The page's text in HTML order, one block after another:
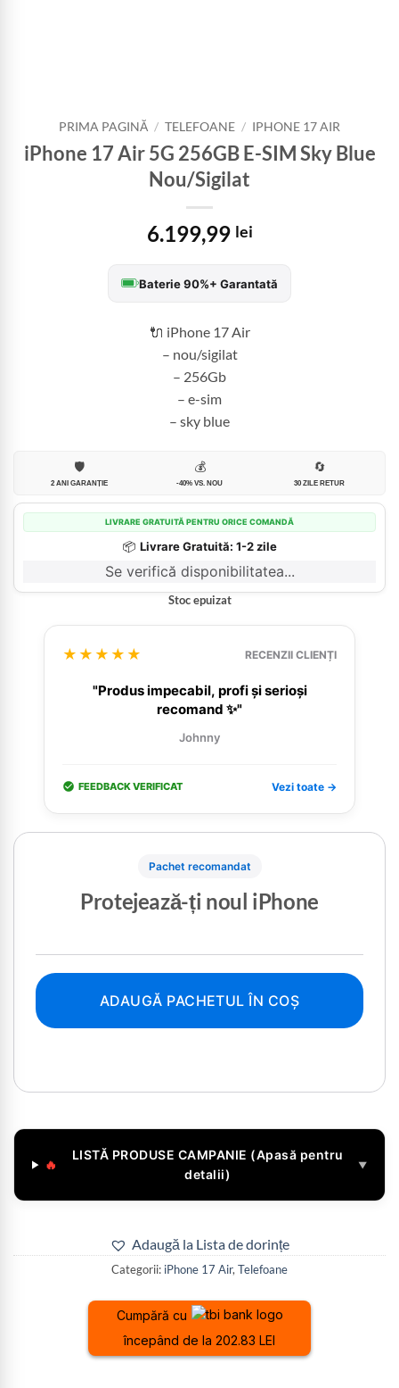
PRIMA PAGINĂ / TELEFOANE / IPHONE 17 AIR
iPhone 17 Air 5G 256GB E-SIM Sky Blue
Nou/Sigilat
6.199,99 lei
Baterie 90%+ Garantată
🔌 iPhone 17 Air
– nou/sigilat
– 256Gb
– e-sim
– sky blue
🛡️
2 ANI GARANȚIE
💰
-40% VS. NOU
🔄
30 ZILE RETUR
LIVRARE GRATUITĂ PENTRU ORICE COMANDĂ
📦 Livrare Gratuită: 1-2 zile
Se verifică disponibilitatea...
Stoc epuizat
★★★★★ RECENZII CLIENȚI
"Produs impecabil, profi și serioși
recomand ✨"
Johnny
FEEDBACK VERIFICAT Vezi toate →
Pachet recomandat
Protejează-ți noul iPhone
ADAUGĂ PACHETUL ÎN COȘ
🔥
LISTĂ PRODUSE CAMPANIE (Apasă pentru
detalii)
▼
Adaugă la Lista de dorințe
Categorii: iPhone 17 Air, Telefoane
Cumpără cu
începând de la 202.83 LEI